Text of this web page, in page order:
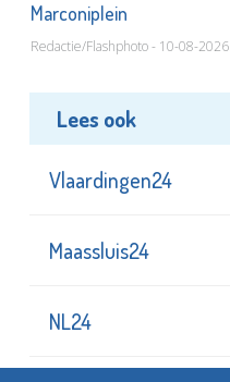
Marconiplein
Redactie/Flashphoto - 10-08-2026
Lees ook
Vlaardingen24
Maassluis24
NL24